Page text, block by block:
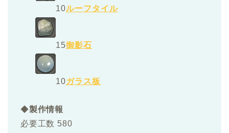
10ルーフタイル
15御影石
10ガラス板
◆製作情報
必要工数 580